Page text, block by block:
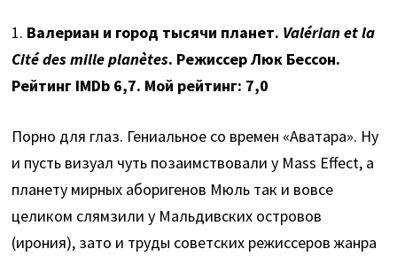
1. Валериан и город тысячи планет. Valérian et la
Cité des mille planètes. Режиссер Люк Бессон.
Рейтинг IMDb 6,7. Мой рейтинг: 7,0
Порно для глаз. Гениальное со времен «Аватара». Ну
и пусть визуал чуть позаимствовали у Mass Effect, а
планету мирных аборигенов Мюль так и вовсе
целиком слямзили у Мальдивских островов
(ирония), зато и труды советских режиссеров жанра